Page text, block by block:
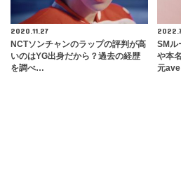
2020.11.27
NCTソンチャンのラップの評判が高
いのはYG出身だから？過去の経歴
を調べ…
SMル
や本
元